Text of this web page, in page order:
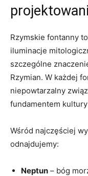
Rzymskie fontanny
iluminacje
szczególne
Rzymian. W każdej
niepowtarzalny
fundamentem
Wśród najczęściej
odnajdujemy:
Neptun – bóg